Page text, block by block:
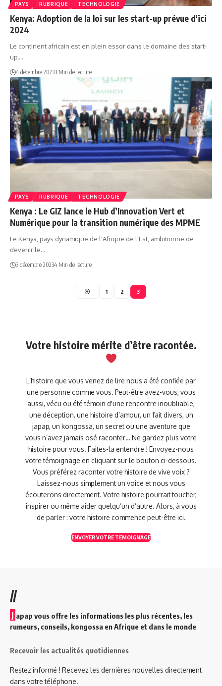
PAYS RUBRIQUE TECHNOLOGIE
Kenya: Adoption de la loi sur les start-up prévue d’ici
2024
Le continent africain est en plein essor dans le domaine des start-
up,…
4 décembre 20233 Min de lecture
PAYS RUBRIQUE TECHNOLOGIE
Kenya : Le GIZ lance le Hub d’Innovation Vert et
Numérique pour la transition numérique des MPME
Le Kenya, pays dynamique de l'Afrique de l'Est, ambitionne de
devenir le…
3 décembre 20234 Min de lecture
1 2 3
Votre histoire mérite d’être racontée.
L’histoire que vous venez de lire nous a été confiée par
une personne comme vous. Peut-être avez-vous, vous
aussi, vécu ou été témoin d'une rencontre inoubliable,
une déception, une histoire d’amour, un fait divers, un
japap, un kongossa, un secret ou une aventure que
vous n’avez jamais osé raconter… Ne gardez plus votre
histoire pour vous. Faites-la entendre ! Envoyez-nous
votre témoignage en cliquant sur le bouton ci-dessous.
Vous préférez raconter votre histoire de vive voix ?
Laissez-nous simplement un voice et nous vous
écouterons directement. Votre histoire pourrait toucher,
inspirer ou même aider quelqu’un d’autre. Alors, à vous
de parler : votre histoire commence peut-être ici.
ENVOYER VOTRE TEMOIGNAGE
//
J apap vous offre les informations les plus récentes, les
rumeurs, conseils, kongossa en Afrique et dans le monde
Recevoir les actualités quotidiennes
Restez informé ! Recevez les dernières nouvelles directement
dans votre téléphone.